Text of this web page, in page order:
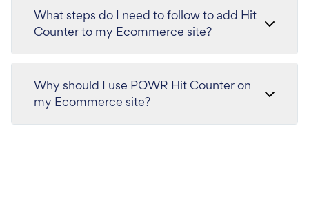
What steps do I need to follow to add Hit
Counter to my Ecommerce site?
Why should I use POWR Hit Counter on
my Ecommerce site?